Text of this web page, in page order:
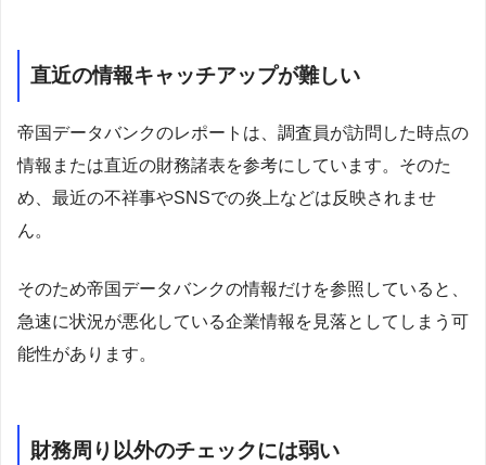
直近の情報キャッチアップが難しい
帝国データバンクのレポートは、調査員が訪問した時点の
情報または直近の財務諸表を参考にしています。そのた
め、最近の不祥事やSNSでの炎上などは反映されませ
ん。
そのため帝国データバンクの情報だけを参照していると、
急速に状況が悪化している企業情報を見落としてしまう可
能性があります。
財務周り以外のチェックには弱い